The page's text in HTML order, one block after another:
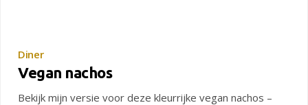
Diner
Vegan nachos
Bekijk mijn versie voor deze kleurrijke vegan nachos –